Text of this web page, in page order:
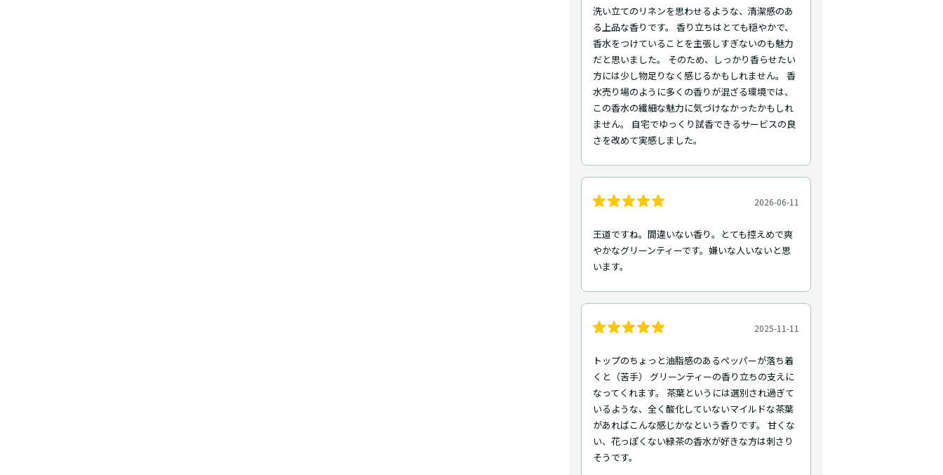
洗い立てのリネンを思わせるような、清潔感のあ
る上品な香りです。 香り立ちはとても穏やかで、
香水をつけていることを主張しすぎないのも魅力
だと思いました。 そのため、しっかり香らせたい
方には少し物足りなく感じるかもしれません。 香
水売り場のように多くの香りが混ざる環境では、
この香水の繊細な魅力に気づけなかったかもしれ
ません。 自宅でゆっくり試香できるサービスの良
さを改めて実感しました。
2026-06-11
王道ですね。間違いない香り。とても控えめで爽
やかなグリーンティーです。嫌いな人いないと思
います。
2025-11-11
トップのちょっと油脂感のあるペッパーが落ち着
くと（苦手） グリーンティーの香り立ちの支えに
なってくれます。 茶葉というには選別され過ぎて
いるような、全く酸化していないマイルドな茶葉
があればこんな感じかなという香りです。 甘くな
い、花っぽくない緑茶の香水が好きな方は刺さり
そうです。